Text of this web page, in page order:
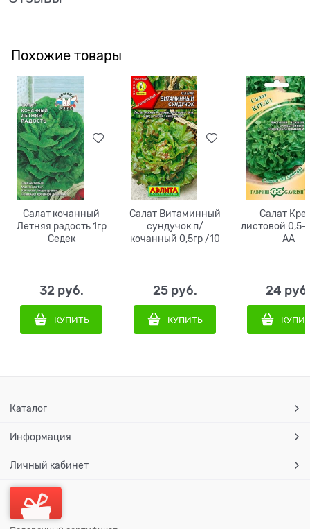
Похожие товары
Салат кочанный
Летняя радость 1гр
Седек
32 руб.
КУПИТЬ
Салат Витаминный
сундучок п/
кочанный 0,5гр /10
25 руб.
КУПИТЬ
Салат
листовой 0,5-
АА
24
Каталог
Информация
Личный кабинет